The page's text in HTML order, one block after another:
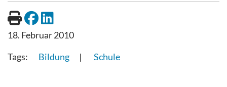
18. Februar 2010
Bildung
Schule